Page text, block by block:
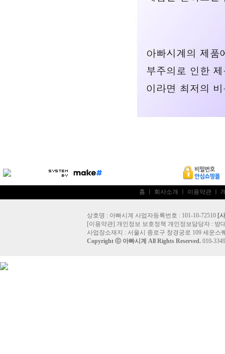
홈 회사소개 이용약관
상호명 : 아빠시계 사업자등록번호 : 101-10-72510 [
[이용약관] 개인정보 보호정책 개인정보담당자 : 방
사업장소재지 : 서울시 종로구 창경궁로 109 세운스
Copyright ⓒ 아빠시계 All Rights Reserved. 010-